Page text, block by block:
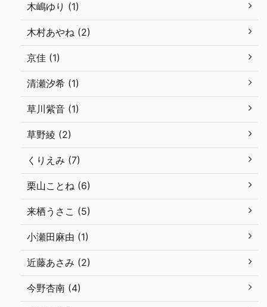
木嶋ゆり (1)
木村あやね (2)
京佳 (1)
清瀬汐希 (1)
草川紫音 (1)
草野綾 (2)
くりえみ (7)
栗山ことね (6)
来栖うさこ (5)
小瀬田麻由 (1)
近藤あさみ (2)
今野杏南 (4)